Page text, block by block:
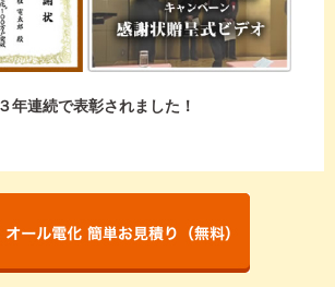
年連続で表彰されました！